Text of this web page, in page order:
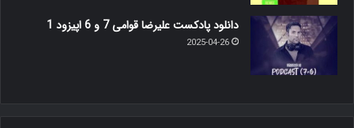
دانلود پادکست علیرضا قوامی 7 و 6 اپیزود 1
2025-04-26